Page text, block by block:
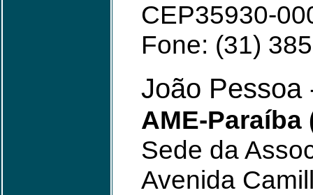
CEP35930-
Fone: (31)
João Pessoa
AME-Paraíba
Sede da
Avenida